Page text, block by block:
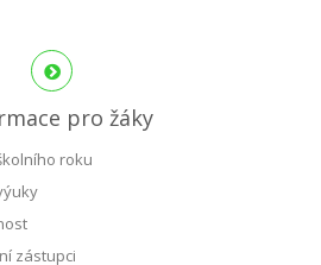
pro žáky
roku
zástupci